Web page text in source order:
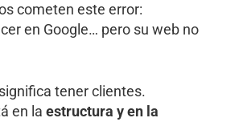
cometen este error:
en Google… pero su web no
tener clientes.
en la estructura y en la